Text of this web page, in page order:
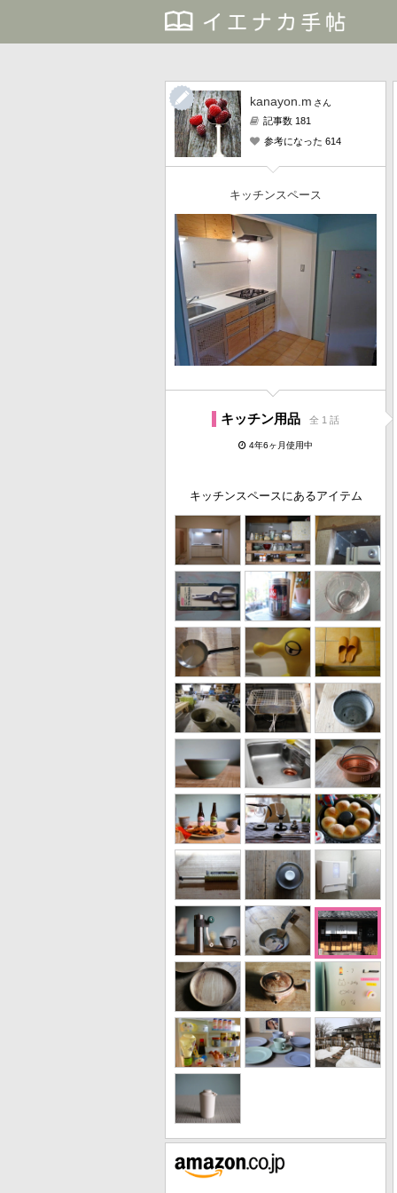
kanayon.m さん
記事数 181
参考になった 614
キッチンスペース
キッチン用品 全 1 話
4年6ヶ月使用中
キッチンスペースにあるアイテム